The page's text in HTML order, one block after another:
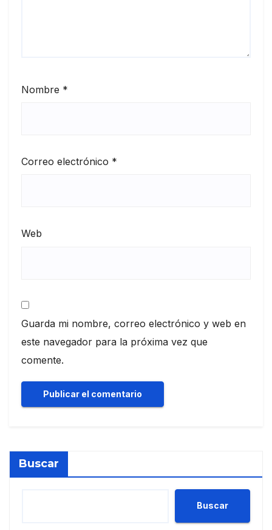
Nombre *
Correo electrónico *
Web
Guarda mi nombre, correo electrónico y web en
este navegador para la próxima vez que
comente.
Buscar
Buscar